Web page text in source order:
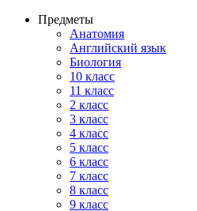
Предметы
Анатомия
Английский язык
Биология
10 класс
11 класс
2 класс
3 класс
4 класс
5 класс
6 класс
7 класс
8 класс
9 класс